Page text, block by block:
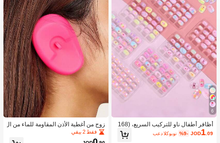
6
أظافر أطفال ناو للتركيب السريع، (168
قطعة و 24 قطعة) أظافر صناعية مسبقة
اللصق للأطفال، مجموعة أظافر صناعية
JOD1.09
%9- بعد الكوبون
زوج من أغطية الأذن المقاومة للماء من ال
سيليكون لصبغ الشعر، أداة تصفيف الشع
ر في صالون الحلاقة
فقط 2 بيقي